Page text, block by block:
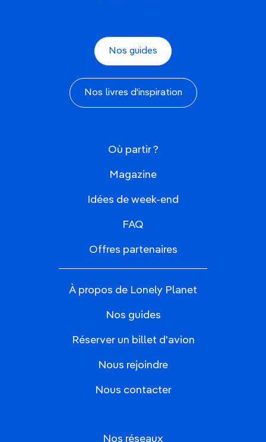
Nos guides
Nos livres d'inspiration
Où partir ?
Magazine
Idées de week-end
FAQ
Offres partenaires
À propos de Lonely Planet
Nos guides
Réserver un billet d'avion
Nous rejoindre
Nous contacter
Nos réseaux